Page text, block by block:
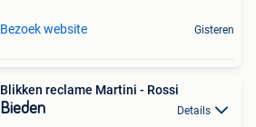
Bezoek website Gisteren
Blikken reclame Martini - Rossi
Bieden Details